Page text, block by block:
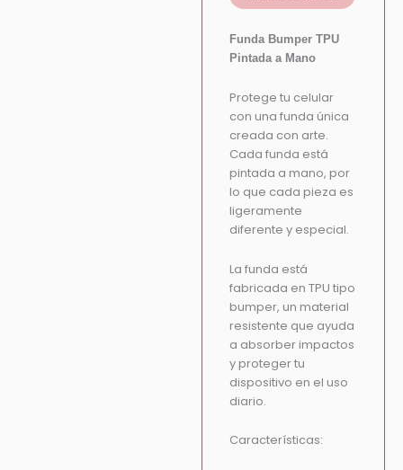
Funda Bumper TPU
Pintada a Mano
Protege tu celular
con una funda única
creada con arte.
Cada funda está
pintada a mano, por
lo que cada pieza es
ligeramente
diferente y especial.
La funda está
fabricada en TPU tipo
bumper, un material
resistente que ayuda
a absorber impactos
y proteger tu
dispositivo en el uso
diario.
Características: